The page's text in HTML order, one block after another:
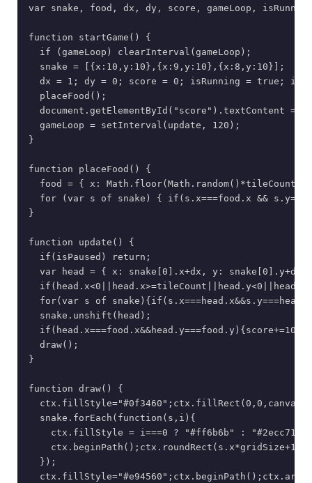
var snake, food, dx, dy, score, gameLoop,
function startGame() {
  if (gameLoop) clearInterval(gameLoop);
  snake = [{x:10,y:10},{x:9,y:10},{x:8,y:10}];
dx = 1; dy = 0; score = 0; isRunning = true;
  placeFood();
document.getElementById("score").textContent = "
  gameLoop = setInterval(update, 120);
}
function placeFood() {
food = { x:
for (var s of snake) { if(s.x===food.x &&
}
function update() {
  if(isPaused) return;
var head = { x: snake[0].x+dx, y: snake[0].y+dy
for(var s of
  snake.unshift(head);
  draw();
}
function draw() {
  snake.forEach(function(s,i){
    ctx.fillStyle = i===0 ? "#ff6b6b" : "#2ecc71";
  });